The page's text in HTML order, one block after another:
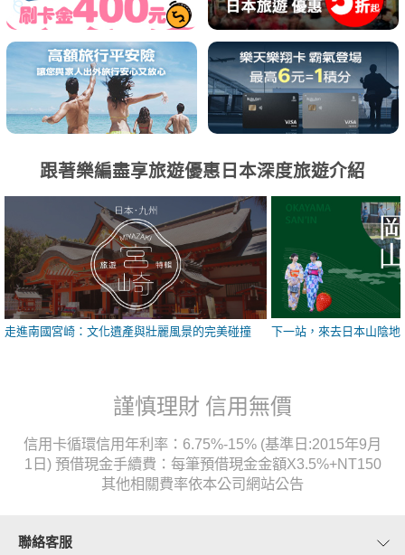
跟著樂編盡享旅遊優惠日本深度旅遊介紹
走進南國宮崎：文化遺產與壯麗風景的完美碰撞 下一站，來去日本山陰地
謹慎理財 信用無價
信用卡循環信用年利率：6.75%-15% (基準日:2015年9月
1日) 預借現金手續費：每筆預借現金金額X3.5%+NT150
其他相關費率依本公司網站公告
聯絡客服